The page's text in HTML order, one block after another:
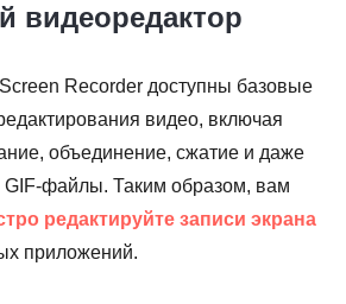
видеоредактор
Recorder доступны базовые
видео, включая
объединение, сжатие и даже
GIF-файлы. Таким образом, вам
редактируйте записи экрана
приложений.